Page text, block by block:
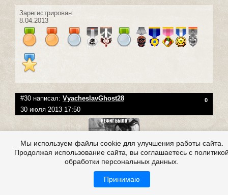
Зарегистрирован:
8.04.2013
#30 написал: VyacheslavGhost28 0
30 июля 2013 17:50
Группа:
Репутация:
Мы используем файлы cookie для улучшения работы сайта.
Продолжая использование сайта, вы соглашаетесь с
обработки персональных данных.
Принимаю